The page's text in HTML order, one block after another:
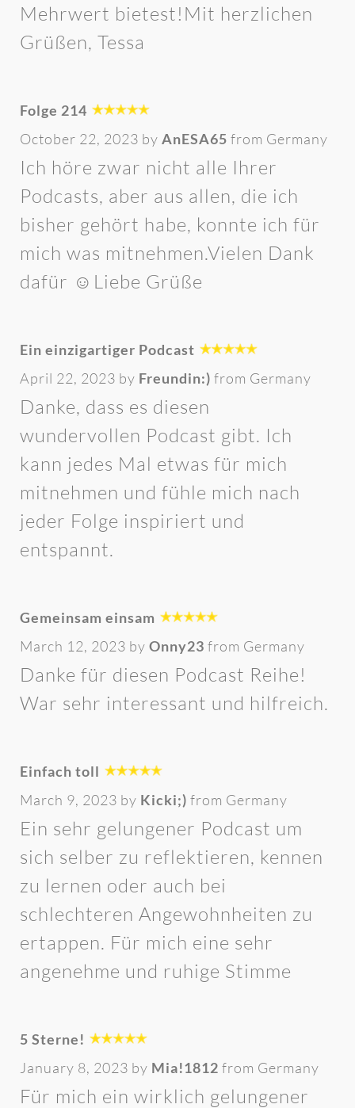
Mehrwert bietest!Mit herzlichen
Grüßen, Tessa
Folge 214
October 22, 2023 by AnESA65 from Germany
Ich höre zwar nicht alle Ihrer
Podcasts, aber aus allen, die ich
bisher gehört habe, konnte ich für
mich was mitnehmen.Vielen Dank
dafür ☺️Liebe Grüße
Ein einzigartiger Podcast
April 22, 2023 by Freundin:) from Germany
Danke, dass es diesen
wundervollen Podcast gibt. Ich
kann jedes Mal etwas für mich
mitnehmen und fühle mich nach
jeder Folge inspiriert und
entspannt.
Gemeinsam einsam
March 12, 2023 by Onny23 from Germany
Danke für diesen Podcast Reihe!
War sehr interessant und hilfreich.
Einfach toll
March 9, 2023 by Kicki;) from Germany
Ein sehr gelungener Podcast um
sich selber zu reflektieren, kennen
zu lernen oder auch bei
schlechteren Angewohnheiten zu
ertappen. Für mich eine sehr
angenehme und ruhige Stimme
5 Sterne!
January 8, 2023 by Mia!1812 from Germany
Für mich ein wirklich gelungener